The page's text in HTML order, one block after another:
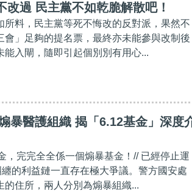
改過 民主黨不如乾脆解散吧！
料，民主黨等死不悔改的反對派，果然不
」足夠的提名票，最終亦未能參與改制後
入閘，隨即引起個別別有用心...
暴醫護組織 揭「6.12基金」深度
，完完全全係一個煽暴基金！// 已經停止運
的利益鏈一直存在極大爭議。警方國安處
的住所，兩人分別為煽暴組織...